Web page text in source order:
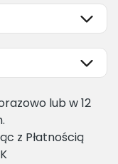
lub w 12
z Płatnością